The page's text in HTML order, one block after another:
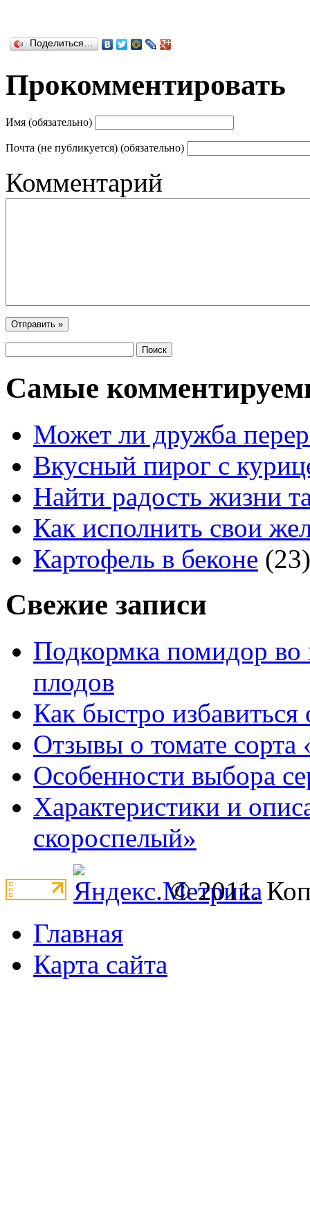
Поделиться…
Прокомментировать
Имя (обязательно)
Почта (не публикуется) (обязательно)
Комментарий
Самые
Может ли дружба
Вкусный пирог с
Найти радость жизни
Как исполнить свои
Картофель в беконе (23)
Свежие записи
Подкормка помидор во
плодов
Как быстро избавиться
Отзывы о томате сорта
Особенности выбора
Характеристики и
скороспелый»
© 2011.
Главная
Карта сайта